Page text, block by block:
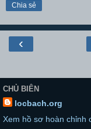
Chia sẻ
‹
CHỦ BIÊN
locbach.org
Xem hồ sơ hoàn chỉnh